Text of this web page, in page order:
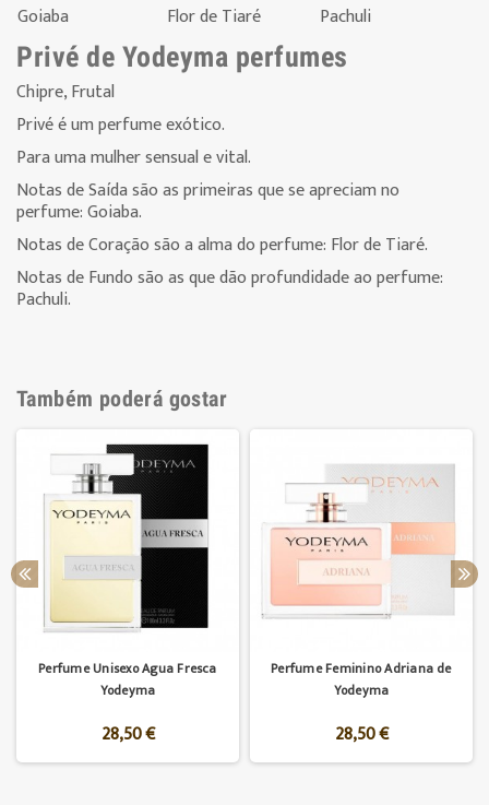
Goiaba
Flor de Tiaré
Pachuli
Privé de Yodeyma perfumes
Chipre, Frutal
Privé é um perfume exótico.
Para uma mulher sensual e vital.
Notas de Saída são as primeiras que se apreciam no
perfume:Goiaba.
Notas de Coração são a alma do perfume: Flor de Tiaré.
Notas de Fundo são as que dão profundidade ao perfume:
Pachuli.
Também poderá gostar
Perfume Unisexo Agua Fresca
Yodeyma
28,50 €
Perfume Feminino Adriana de
Yodeyma
28,50 €